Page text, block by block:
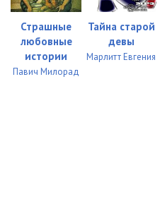
37
39
Страшные
любовные
истории
Павич Милорад
Тайна старой
девы
Марлитт Евгения